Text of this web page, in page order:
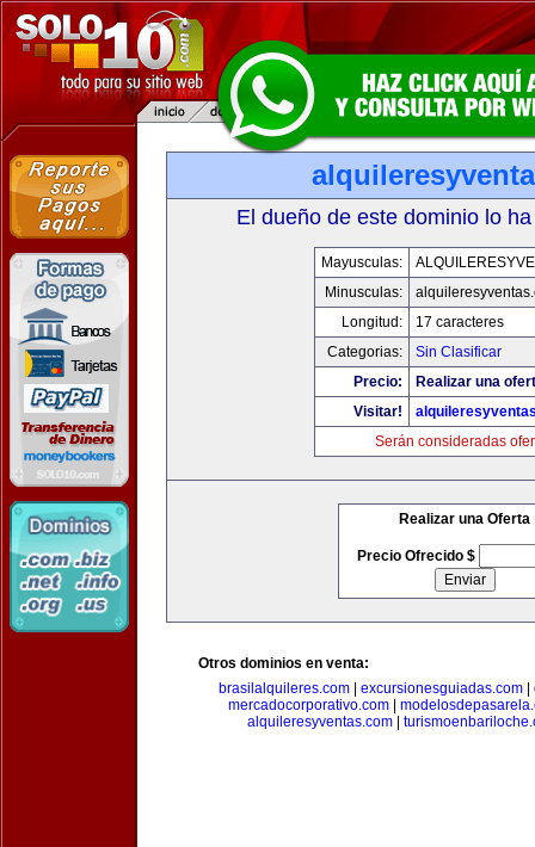
El dueño de este dominio lo
Mayusculas:
Minusculas:
Longitud:
17 caracteres
Categorias:
Sin Clasificar
Precio:
Realizar una
Visitar!
Serán consideradas
Realizar una Oferta
Precio Ofrecido $
Otros dominios en venta:
brasilalquileres.com
excursionesguiadas.com
mercadocorporativo.com|
alquileresyventas.com